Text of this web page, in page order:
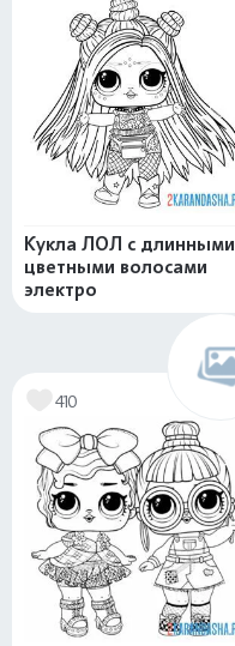
Кукла ЛОЛ с длинными
цветными волосами
электро
410